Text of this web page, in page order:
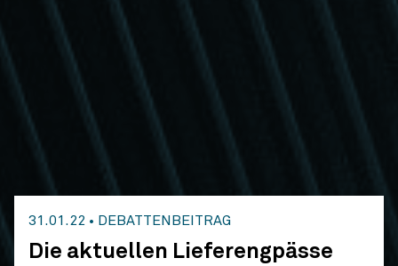
31.01.22 • DEBATTENBEITRAG
Die aktuellen Lieferengpässe